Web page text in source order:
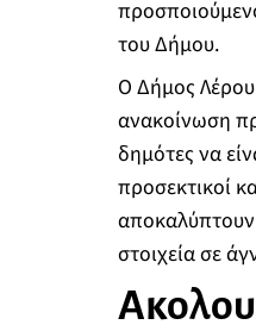
του Δήμου.
Ο Δήμος Λέρου
ανακοίνωση
δημότες να
προσεκτικοί
στοιχεία σε